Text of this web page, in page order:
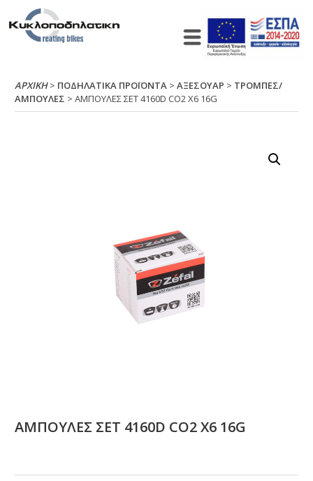
ΑΡΧΙΚΉ> ΠΟΔΗΛΑΤΙΚΑ ΠΡΟΪΟΝΤΑ >ΑΞΕΣΟΥΑΡ > ΤΡΟΜΠΕΣ/
ΑΜΠΟΥΛΕΣ > ΑΜΠΟΥΛΕΣ ΣΕΤ 4160D CΟ2 Χ6 16G
ΑΜΠΟΥΛΕΣ ΣΕΤ 4160D CΟ2 Χ6 16G